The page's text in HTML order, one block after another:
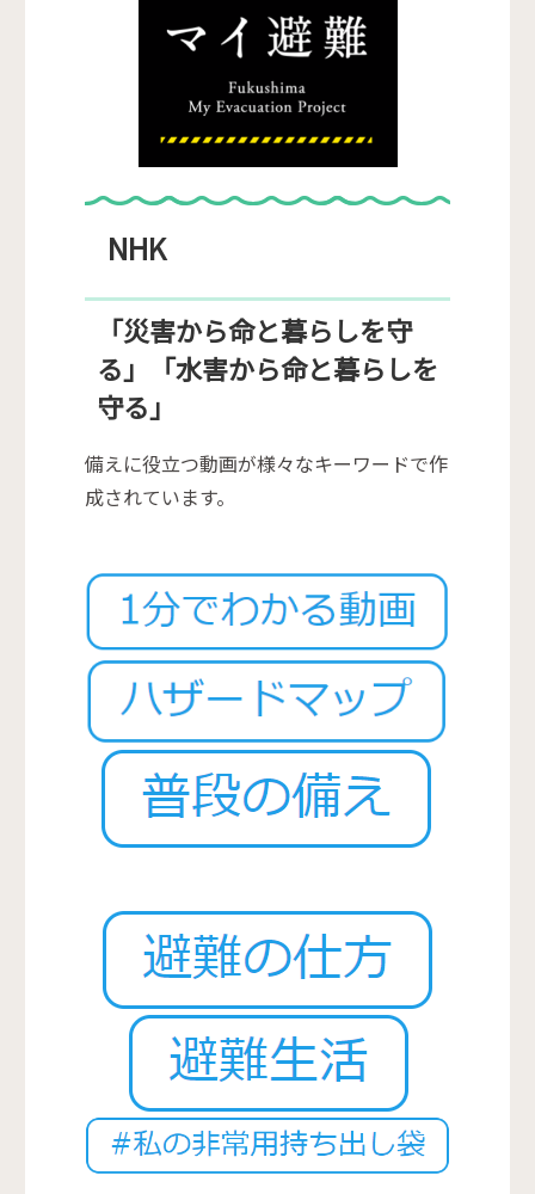
NHK
「災害から命と暮らしを守
る」「水害から命と暮らしを
守る」
備えに役立つ動画が様々なキーワードで作
成されています。